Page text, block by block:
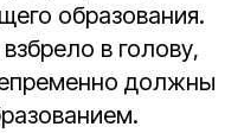
образования.
в голову,
должны